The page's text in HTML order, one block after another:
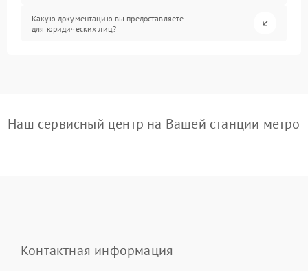
Какую документацию вы предоставляете
для юридических лиц?
Наш сервисный центр на Вашей станции метро
Контактная информация